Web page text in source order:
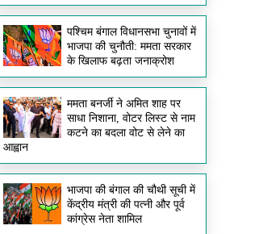
पश्चिम बंगाल विधानसभा चुनावों में
भाजपा की चुनौती: ममता सरकार
के खिलाफ बढ़ता जनाक्रोश
ममता बनर्जी ने अमित शाह पर
साधा निशाना, वोटर लिस्ट से नाम
कटने का बदला वोट से लेने का
आह्वान
भाजपा की बंगाल की चौथी सूची में
केंद्रीय मंत्री की पत्नी और पूर्व
कांग्रेस नेता शामिल